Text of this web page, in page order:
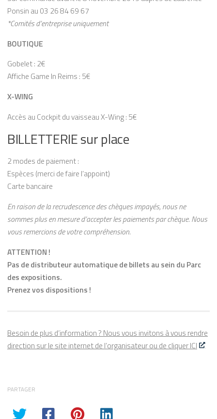
Ponsin au 03 26 84 69 67
*Comités d’entreprise uniquement
BOUTIQUE
Gobelet : 2€
Affiche Game In Reims : 5€
X-WING
Accès au Cockpit du vaisseau X-Wing : 5€
BILLETTERIE sur place
2 modes de paiement :
Espèces (merci de faire l’appoint)
Carte bancaire
En raison de la recrudescence des chèques impayés, nous ne
sommes plus en mesure d’accepter lespaiements par chèque. Nous
vous remercions de votre compréhension.
ATTENTION !
Pas de distributeur automatique de billets au sein du Parc
des expositions.
Prenez vos dispositions !
Besoin de plus d’information ? Nous vous invitons à vous rendre
direction sur le site internet de l’organisateur ou de cliquer ICI
PARTAGER